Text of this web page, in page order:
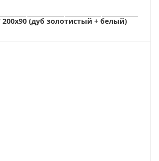
(дуб золотистый + белый)